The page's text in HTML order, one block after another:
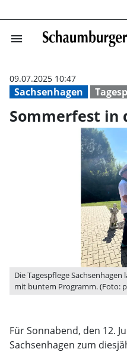
menu
Sachsenhagen
09.07.2025 10:47
Sommerfest in
Die Tagespflege
mit buntem Programm. (Foto:
Für Sonnabend, den 12.
Sachsenhagen zum